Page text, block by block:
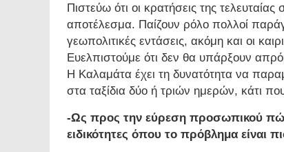
Πιστεύω ότι οι κρατήσεις της
αποτέλεσμα. Παίζουν ρόλο πολλοί
γεωπολιτικές εντάσεις, ακόμη και οι
Ευελπιστούμε ότι δεν θα υπάρξουν
Η Καλαμάτα έχει τη δυνατότητα να
στα ταξίδια δύο ή τριών ημερών, κάτι
-Ως προς την εύρεση προσωπικού
ειδικότητες όπου το πρόβλημα είναι